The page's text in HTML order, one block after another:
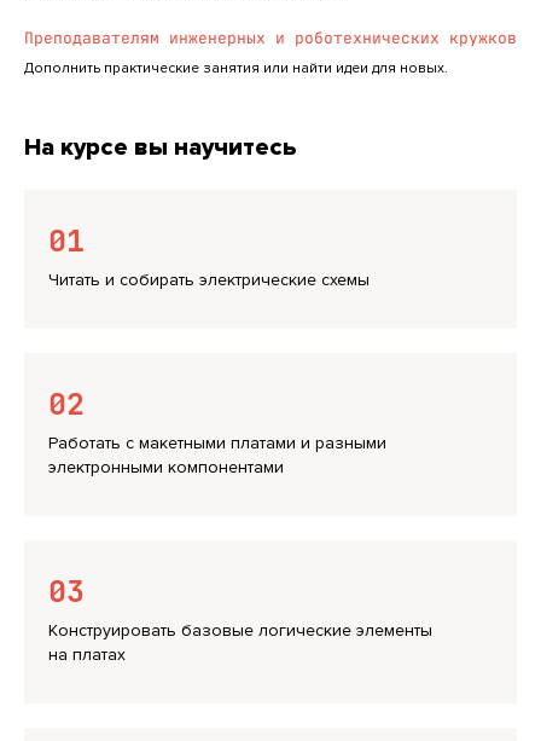
Преподавателям инженерных и роботехнических кружков
Дополнить практические занятия или найти идеи для новых.
На курсе вы научитесь
01
Читать и собирать электрические схемы
02
Работать с макетными платами и разными
электронными компонентами
03
Конструировать базовые логические элементы
на платах